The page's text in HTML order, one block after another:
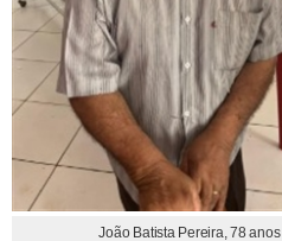
João Batista Pereira, 78 anos